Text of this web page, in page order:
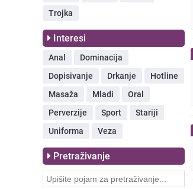
Trojka
Interesi
Anal
Dominacija
Dopisivanje
Drkanje
Hotline
Masaža
Mladi
Oral
Perverzije
Sport
Stariji
Uniforma
Veza
Pretraživanje